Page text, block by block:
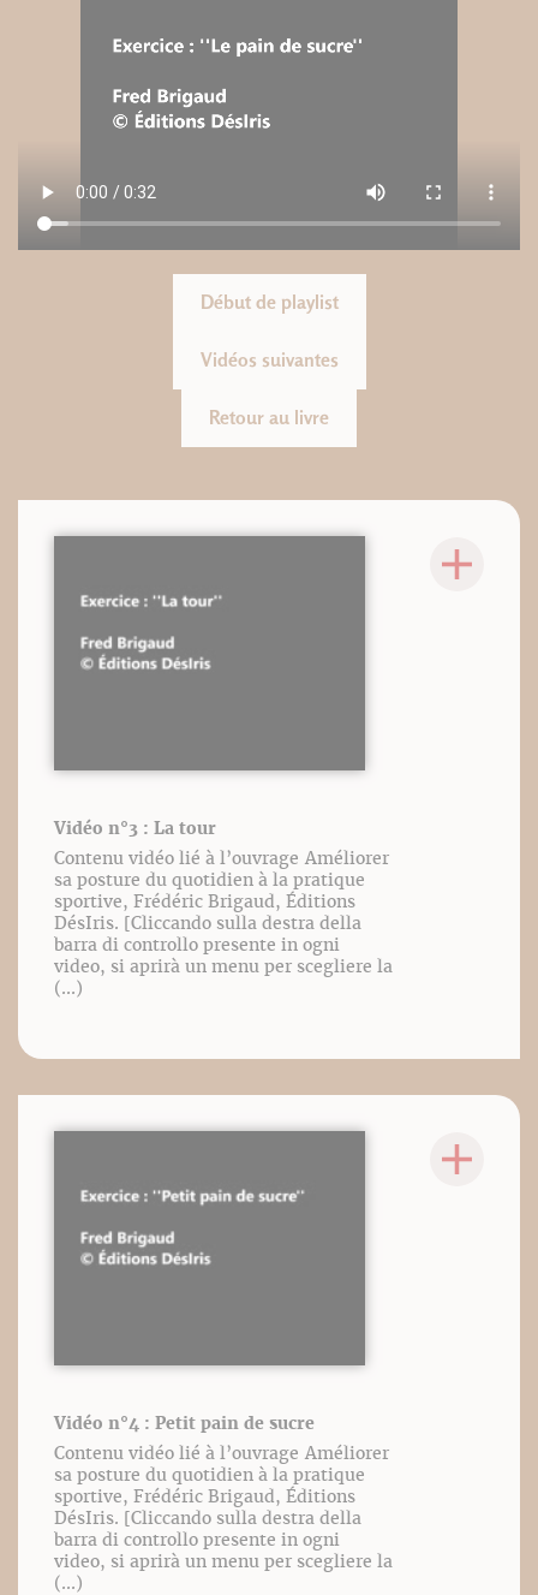
Début de playlist
Vidéos suivantes
Retour au livre
Vidéo n°3 : La tour
Contenu vidéo lié à l’ouvrage Améliorer
sa posture du quotidien à la pratique
sportive, Frédéric Brigaud, Éditions
DésIris. [Cliccando sulla destra della
barra di controllo presente in ogni
video, si aprirà un menu per scegliere la
(...)
Vidéo n°4 : Petit pain de sucre
Contenu vidéo lié à l’ouvrage Améliorer
sa posture du quotidien à la pratique
sportive, Frédéric Brigaud, Éditions
DésIris. [Cliccando sulla destra della
barra di controllo presente in ogni
video, si aprirà un menu per scegliere la
(...)